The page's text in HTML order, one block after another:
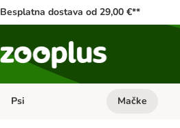
Besplatna dostava od 29,00 €**
Psi Pregled
Mačke